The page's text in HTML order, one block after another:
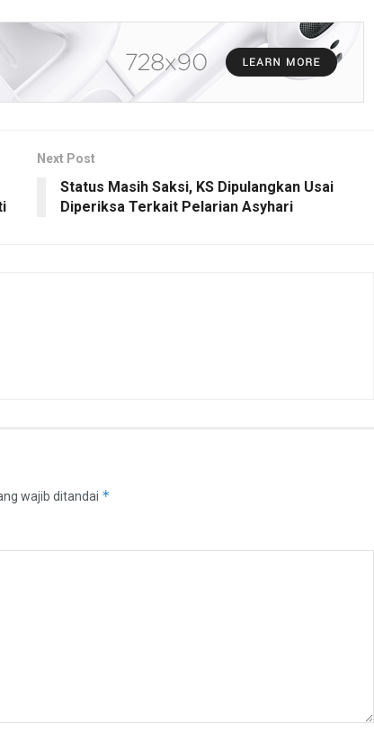
Next Post
Status Masih Saksi, KS Dipulangkan Usai
Diperiksa Terkait Pelarian Asyhari
wajib ditandai *